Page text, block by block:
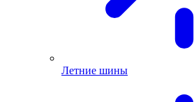
Летние шины